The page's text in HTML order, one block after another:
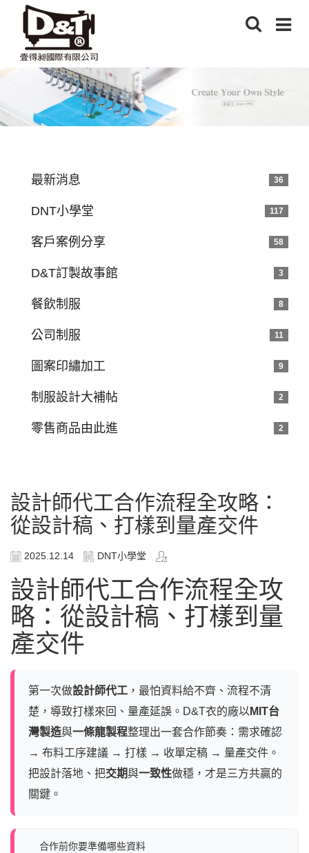
最新消息 36
DNT小學堂 117
客戶案例分享 58
D&T訂製故事館 3
餐飲制服 8
公司制服 11
圖案印繡加工 9
制服設計大補帖 2
零售商品由此進 2
設計師代工合作流程全攻略：
從設計稿、打樣到量產交件
2025.12.14 DNT小學堂
設計師代工合作流程全攻
略：從設計稿、打樣到量
產交件
第一次做設計師代工 ，最怕資料給不齊、流程不清
楚，導致打樣來回、量產延誤。D&T衣的廠以 MIT台
灣製造與一條龍製程整理出一套合作節奏：需求確認
→ 布料工序建議 → 打樣 → 收單定稿 → 量產交件。
把設計落地、把交期與一致性做穩，才是三方共贏的
關鍵。
合作前你要準備哪些資料